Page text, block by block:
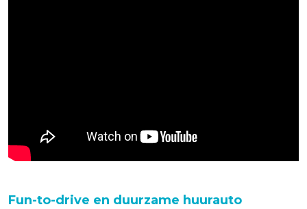
Fun-to-drive en duurzame huurauto